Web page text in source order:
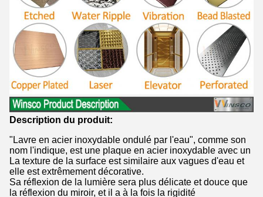
Description du produit:
"Lavre en acier inoxydable ondulé par l'eau", comme son
nom l'indique, est une plaque en acier inoxydable avec un
La texture de la surface est similaire aux vagues d'eau et
elle est extrêmement décorative.
Sa réflexion de la lumière sera plus délicate et douce que
la réflexion du miroir, et il a à la fois la rigidité